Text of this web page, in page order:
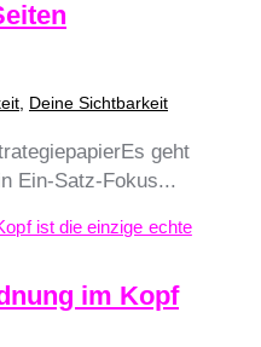
Deine Sichtbarkeit
geht
Ein-Satz-Fokus...
im Kopf